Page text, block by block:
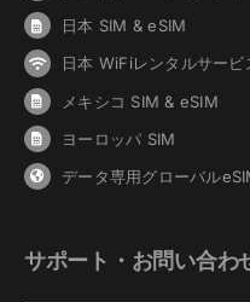
日本 SIM & eSIM
日本 WiFiレンタルサービ
メキシコ SIM & eSIM
ヨーロッパ SIM
データ専用グローバル
サポート・お問い合わ